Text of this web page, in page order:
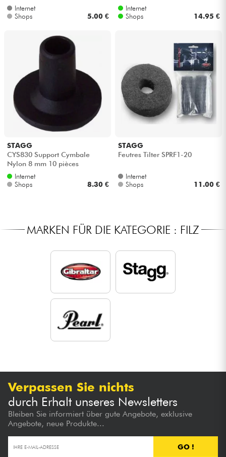
Internet
Shops
5.00 €
Internet
Shops
14.95 €
STAGG
CYS830 Support Cymbale
Nylon 8 mm 10 pièces
Internet
Shops
8.30 €
STAGG
Feutres Tilter SPRF1-20
Internet
Shops
11.00 €
MARKEN FÜR DIE KATEGORIE : FILZ
Verpassen Sie nichts
durch Erhalt unseres Newsletters
Bleiben Sie informiert über gute Angebote, exklusive
Angebote, neue Produkte...
GO !